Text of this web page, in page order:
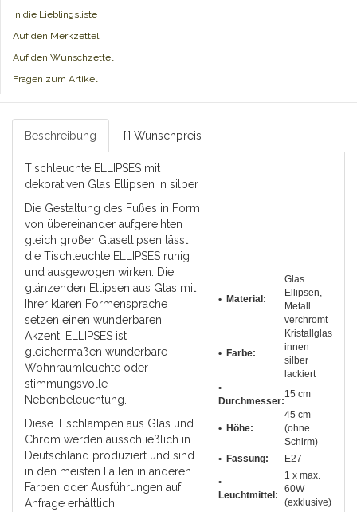
In die Lieblingsliste
Auf den Merkzettel
Auf den Wunschzettel
Fragen zum Artikel
Beschreibung [!] Wunschpreis
Tischleuchte ELLIPSES mit
dekorativen Glas Ellipsen in silber
Die Gestaltung des Fußes in Form
von übereinander aufgereihten
gleich großer Glasellipsen lässt
die Tischleuchte ELLIPSES ruhig
und ausgewogen wirken. Die
glänzenden Ellipsen aus Glas mit
Ihrer klaren Formensprache
setzen einen wunderbaren
Akzent. ELLIPSES ist
gleichermaßen wunderbare
Wohnraumleuchte oder
stimmungsvolle
Nebenbeleuchtung.
Diese Tischlampen aus Glas und
Chrom werden ausschließlich in
Deutschland produziert und sind
in den meisten Fällen in anderen
Farben oder Ausführungen auf
Anfrage erhältlich,
• Material:
Glas
Ellipsen,
Metall
verchromt
• Farbe:
Kristallglas
innen
silber
lackiert
•
Durchmesser:
15 cm
• Höhe:
45 cm
(ohne
Schirm)
• Fassung:
E27
•
Leuchtmittel:
1 x max.
60W
(exklusive)